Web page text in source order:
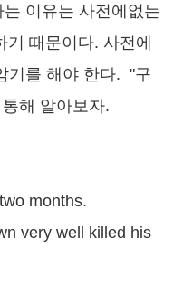
이유는 사전에없는
기 때문이다. 사전에
기를 해야 한다. "구
해 알아보자.
months.
very well killed his